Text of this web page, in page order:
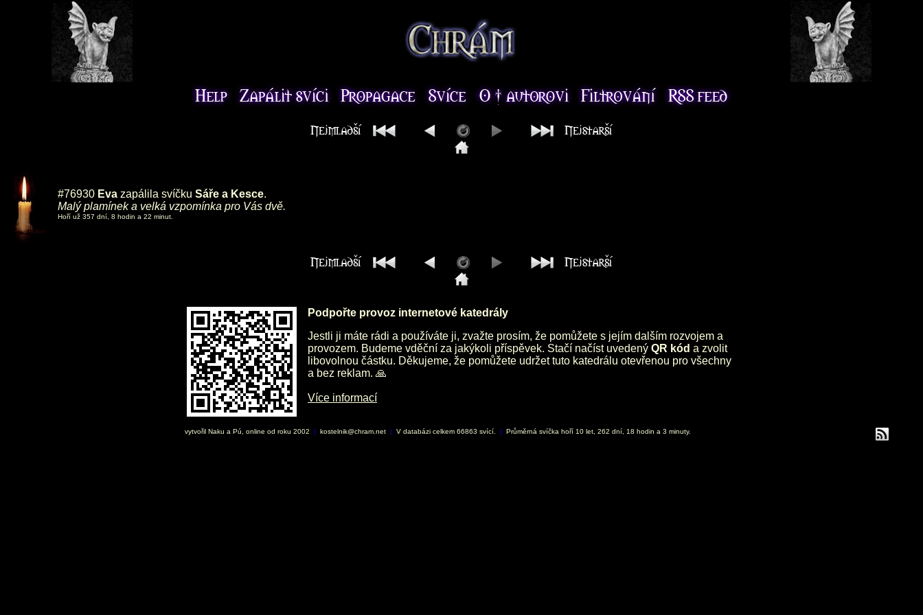
#76930 Eva zapálila svíčku Sáře a Kesce.
Malý plamínek a velká vzpomínka pro Vás dvě.
Hoří už 357 dní, 8 hodin a 22 minut.
Podpořte provoz internetové katedrály
Jestli ji máte rádi a používáte ji, zvažte prosím, že pomůžete s jejím dalším rozvojem a
provozem. Budeme vděční za jakýkoli příspěvek. Stačí načíst uvedený QR kód a zvolit
libovolnou částku. Děkujeme, že pomůžete udržet tuto katedrálu otevřenou pro všechny
a bez reklam. 🙏
Více informací
vytvořil Naku a Pú, online od roku 2002 | kostelnik@chram.net | V databázi celkem 66863 svící. | Průměrná svíčka hoří 10 let, 262 dní, 18 hodin a 3 minuty.